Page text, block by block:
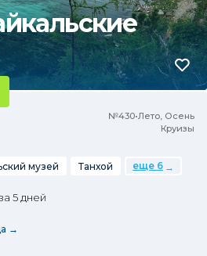
№430•Лето, Осень
Круизы
музей Танхой еще 6
5 дней
→